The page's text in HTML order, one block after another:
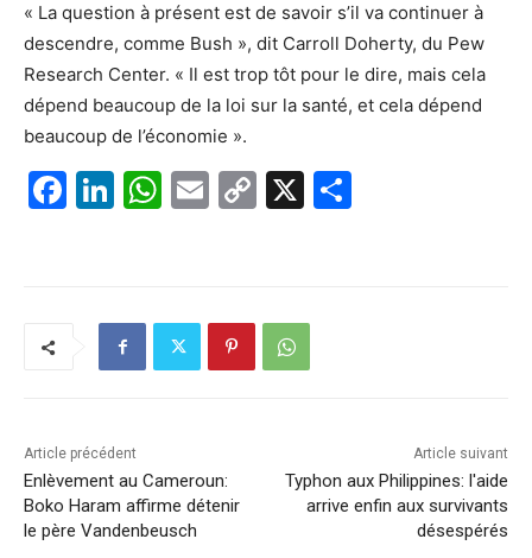
« La question à présent est de savoir s’il va continuer à
descendre, comme Bush », dit Carroll Doherty, du Pew
Research Center. « Il est trop tôt pour le dire, mais cela
dépend beaucoup de la loi sur la santé, et cela dépend
beaucoup de l’économie ».
F
k
Li
dI
n
W
A
p
E
C
Li
n
X
Article précédent
Enlèvement au Cameroun:
Boko Haram affirme détenir
le père Vandenbeusch
Article suivant
Typhon aux Philippines: l'aide
arrive enfin aux survivants
désespérés